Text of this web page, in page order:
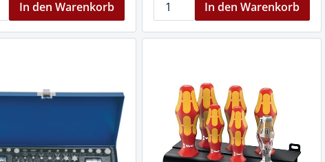
In den Warenkorb In den Warenkorb